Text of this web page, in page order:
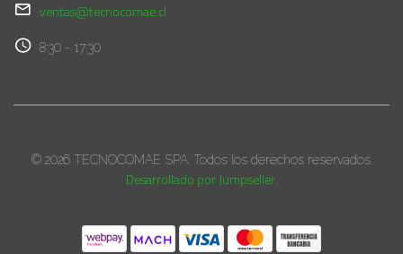
ventas@tecnocomae.cl
8:30 - 17:30
© 2026 TECNOCOMAE SPA. Todos los derechos reservados.
Desarrollado por Jumpseller